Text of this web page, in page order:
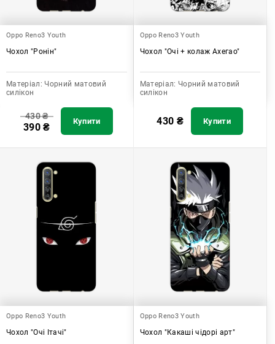
Oppo Reno3 Youth
Чохол "Ронін"
Матеріал: Чорний матовий
силікон
430₴
390₴ Купити
Oppo Reno3 Youth
Чохол "Очі + колаж Ахегао"
Матеріал: Чорний матовий
силікон
430 ₴ Купити
Oppo Reno3 Youth
Чохол "Очі Ітачі"
Oppo Reno3 Youth
Чохол "Какаші чідорі арт"